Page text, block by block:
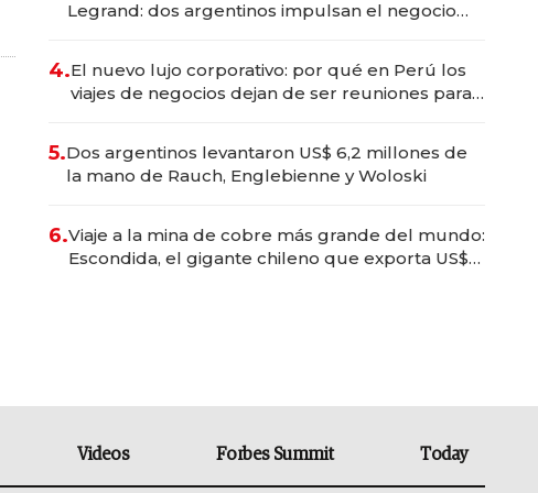
Legrand: dos argentinos impulsan el negocio
4.El nuevo lujo corporativo: por qué en Perú los
viajes de negocios dejan de ser reuniones para
5.Dos argentinos levantaron US$ 6,2 millones de
la mano de Rauch, Englebienne y Woloski
6.Viaje a la mina de cobre más grande del mundo:
Escondida, el gigante chileno que exporta US$
Videos Forbes Summit Today